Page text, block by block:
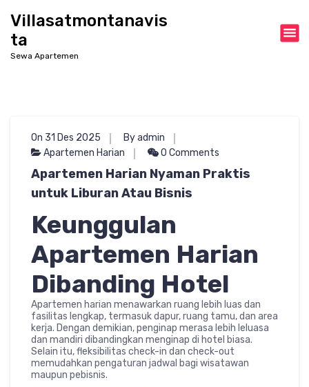
Villasatmontanavis
ta
Sewa Apartemen
On 31 Des 2025
By admin
Apartemen Harian
0 Comments
Apartemen Harian Nyaman Praktis
untuk Liburan Atau Bisnis
Keunggulan
Apartemen Harian
Dibanding Hotel
Apartemen harian menawarkan ruang lebih luas dan
fasilitas lengkap, termasuk dapur, ruang tamu, dan area
kerja. Dengan demikian, penginap merasa lebih leluasa
dan mandiri dibandingkan menginap di hotel biasa.
Selain itu, fleksibilitas check-in dan check-out
memudahkan pengaturan jadwal bagi wisatawan
maupun pebisnis.